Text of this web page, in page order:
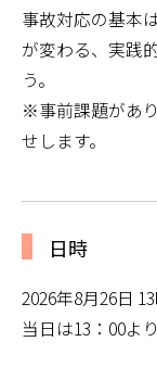
事故対応の基本
が変わる、実践
う。
※事前課題があ
せします。
日時
2026年8月26日
当日は13：00よ